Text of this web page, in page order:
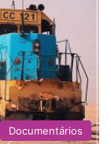
Documentários